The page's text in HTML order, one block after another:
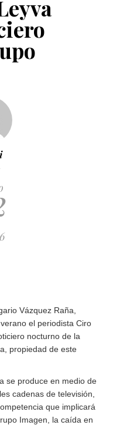
Vázquez Raña,
el periodista Ciro
nocturno de la
propiedad de este
se produce en medio de
cadenas de televisión,
que implicará
Imagen, la caída en